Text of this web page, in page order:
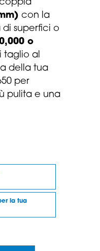
con la
superfici o
o
taglio al
della tua
per
pulita e una
la tua